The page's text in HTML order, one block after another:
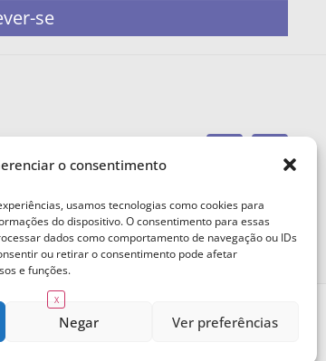
o consentimento
usamos tecnologias como cookies para
do dispositivo. O consentimento para essas
dados como comportamento de navegação ou IDs
ou retirar o consentimento pode afetar
e funções.
Negar Ver preferências
se
X